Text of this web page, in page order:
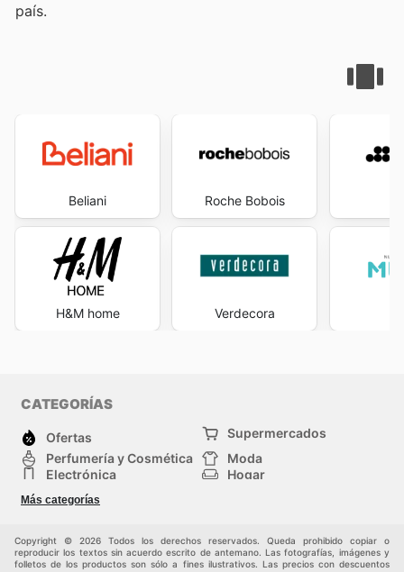
país.
Beliani
H&M home
Roche Bobois
Verdecora
CATEGORÍAS
Ofertas
Supermercados
Perfumería y Cosmética
Moda
Electrónica
Hogar
Deporte
Juguetes y bebés
Más categorías
Copyright © 2026 Todos los derechos reservados. Queda prohibido copiar o
reproducir los textos sin acuerdo escrito de antemano. Las fotografías, imágenes y
folletos de los productos son sólo a fines ilustrativos. Las precios con descuentos